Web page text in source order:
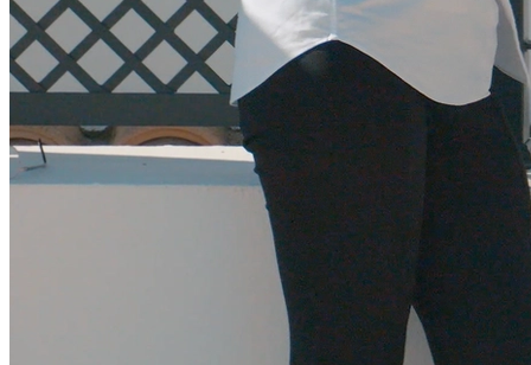
Danmark
Kom i gang
Klar til at sælge din bolig?
Invitér os ud på en kop kaffe — her vil vi vise dig, hvordan vi
arbejder og hvad vi kan gøre for dig.